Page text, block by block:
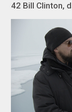
42 Bill Clinton,